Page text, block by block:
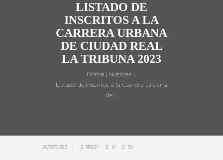
LISTADO DE
INSCRITOS A LA
CARRERA URBANA
DE CIUDAD REAL
LA TRIBUNA 2023
Home
Noticias
Listado de inscritos a la Carrera Urbana
de...
06/03/2023 85621 0 65